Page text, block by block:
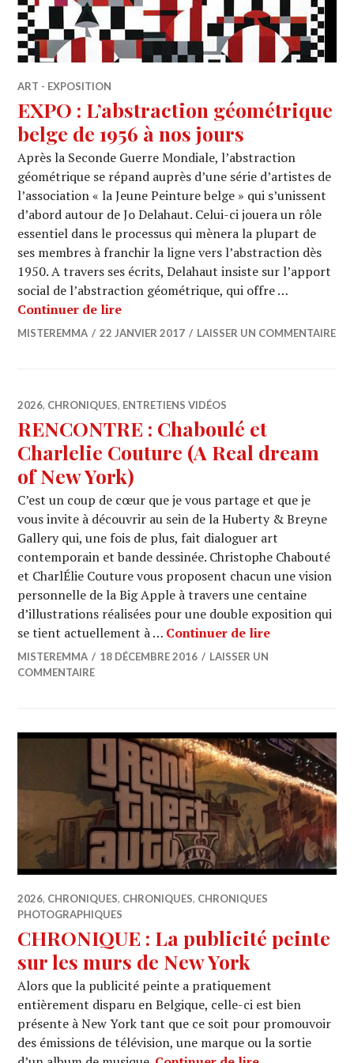
ART - EXPOSITION
EXPO : L’abstraction géométrique
belge de 1956 à nos jours
Après la Seconde Guerre Mondiale, l’abstraction
géométrique se répand auprès d’une série d’artistes de
l’association « la Jeune Peinture belge » qui s’unissent
d’abord autour de Jo Delahaut. Celui-ci jouera un rôle
essentiel dans le processus qui mènera la plupart de
ses membres à franchir la ligne vers l’abstraction dès
1950. A travers ses écrits, Delahaut insiste sur l’apport
social de l’abstraction géométrique, qui offre …
Continuer de lireEXPO : L’abstraction géométrique
MISTEREMMA 22 JANVIER 2017 LAISSER UN COMMENTAIRE
2026, CHRONIQUES, ENTRETIENS VIDÉOS
RENCONTRE : Chaboulé et
Charlelie Couture (A Real dream
of New York)
C’est un coup de cœur que je vous partage et que je
vous invite à découvrir au sein de la Huberty & Breyne
Gallery qui, une fois de plus, fait dialoguer art
contemporain et bande dessinée. Christophe Chabouté
et CharlÉlie Couture vous proposent chacun une vision
personnelle de la Big Apple à travers une centaine
d’illustrations réalisées pour une double exposition qui
se tient actuellement à … Continuer de lire
MISTEREMMA 18 DÉCEMBRE 2016
LAISSER UN
COMMENTAIRE
2026, CHRONIQUES, CHRONIQUES, CHRONIQUES
PHOTOGRAPHIQUES
CHRONIQUE : La publicité peinte
sur les murs de New York
Alors que la publicité peinte a pratiquement
entièrement disparu en Belgique, celle-ci est bien
présente à New York tant que ce soit pour promouvoir
des émissions de télévision, une marque ou la sortie